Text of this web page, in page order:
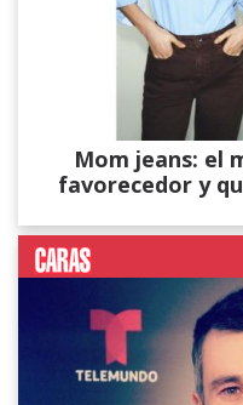
Mom jeans: el
favorecedor y